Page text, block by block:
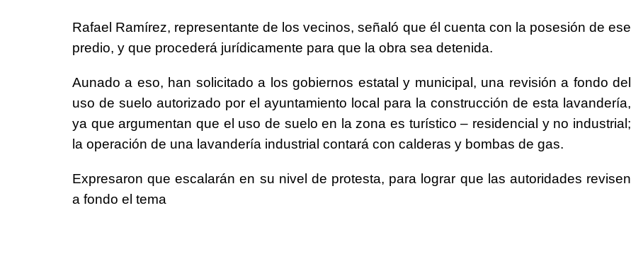
Rafael Ramírez, representante de los vecinos, señaló que él cuenta con la posesión de ese
predio, y que procederá jurídicamente para que la obra sea detenida.
Aunado a eso, han solicitado a los gobiernos estatal y municipal, una revisión a fondo del
uso de suelo autorizado por el ayuntamiento local para la construcción de esta lavandería,
ya que argumentan que el uso de suelo en la zona es turístico – residencial y no industrial;
la operación de una lavandería industrial contará con calderas y bombas de gas.
Expresaron que escalarán en su nivel de protesta, para lograr que las autoridades revisen
a fondo el tema